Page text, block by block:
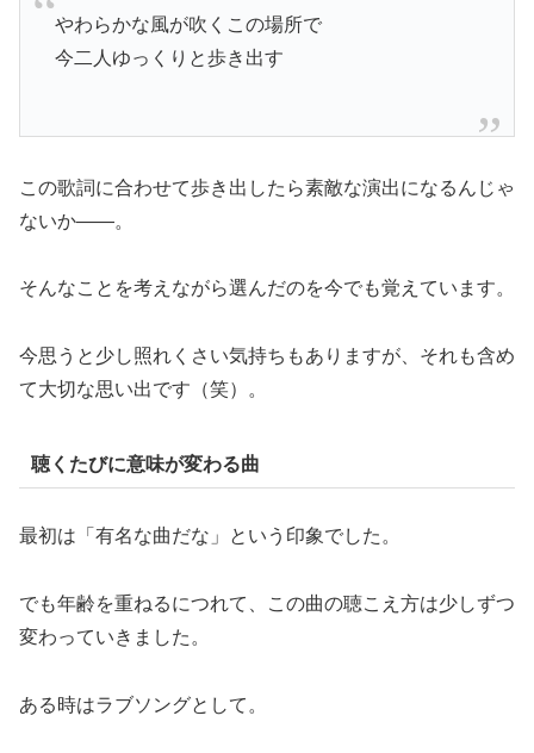
やわらかな風が吹くこの場所で
今二人ゆっくりと歩き出す
この歌詞に合わせて歩き出したら素敵な演出になるんじゃ
ないか――。
そんなことを考えながら選んだのを今でも覚えています。
今思うと少し照れくさい気持ちもありますが、それも含め
て大切な思い出です（笑）。
聴くたびに意味が変わる曲
最初は「有名な曲だな」という印象でした。
でも年齢を重ねるにつれて、この曲の聴こえ方は少しずつ
変わっていきました。
ある時はラブソングとして。